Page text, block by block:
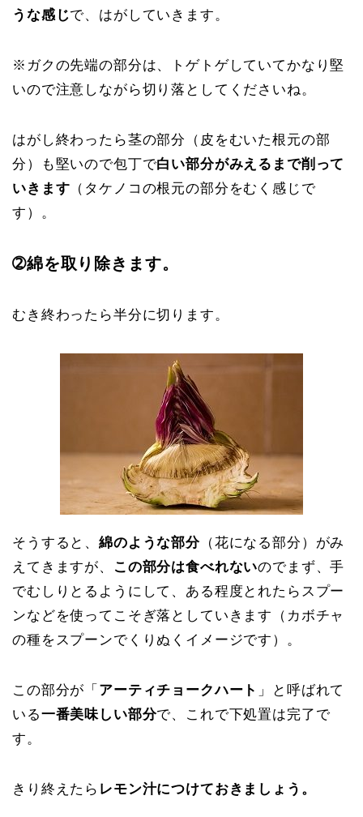
うな感じで、はがしていきます。
※ ガクの先端の部分は、トゲトゲしていてかなり堅
いので注意しながら切り落としてくださいね。
はがし終わったら茎の部分（皮をむいた根元の部
分）も堅いので包丁で白い部分がみえるまで削って
いきます （タケノコの根元の部分をむく感じで
す）。
➁綿を取り除きます。
むき終わったら半分に切ります。
そうすると、綿のような部分 （花になる部分）がみ
えてきますが、
この部分は食べれないのでまず、手
でむしりとるようにして、ある程度とれたらスプー
ンなどを使ってこそぎ落としていきます（カボチャ
の種をスプーンでくりぬくイメージです）。
この部分が「 アーティチョークハート 」と呼ばれて
いる一番美味しい部分で、これで下処置は完了で
す。
きり終えたら レモン汁につけておきましょう。